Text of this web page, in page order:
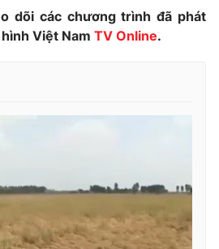
Podcast
dõi các chương trình đã phát
Việt Nam TV Online.